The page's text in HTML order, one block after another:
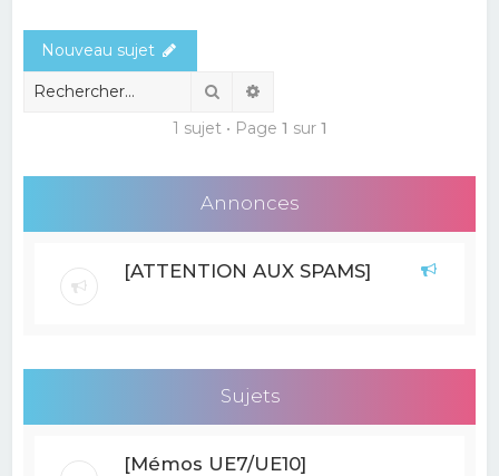
r
Nouveau sujet
Rechercher
1 sujet • Page 1 sur 1
Annonces
[ATTENTION AUX SPAMS]
Sujets
[Mémos UE7/UE10]